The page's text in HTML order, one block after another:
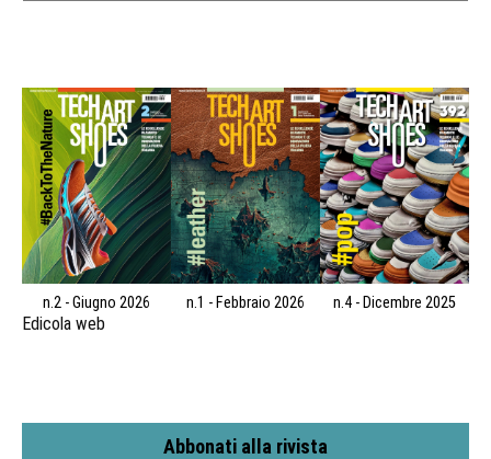
n.2 - Giugno 2026 n.1 - Febbraio 2026 n.4 - Dicembre 2025
Edicola web
Abbonati alla rivista